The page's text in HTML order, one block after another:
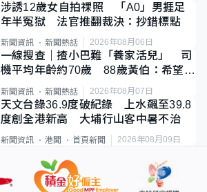
涉誘12歲女自拍祼照 「A0」男捱足
年半冤獄 法官推翻裁決：抄錯標點
新聞資訊 新聞熱話 2026年08月06日
一線搜查｜揸小巴難「養家活兒」 司
機平均年齡約70歲 88歲黃伯：希望一
直揸落去
新聞資訊 新聞熱話 2026年08月07日
天文台錄36.9度破紀錄 上水飆至39.8
度創全港新高 大埔行山客中暑不治
新聞資訊 港聞 首頁新聞 2026年08月09日